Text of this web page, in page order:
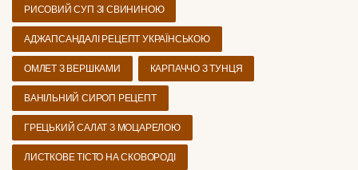
РИСОВИЙ СУП ЗІ СВИНИНОЮ
АДЖАПСАНДАЛІ РЕЦЕПТ УКРАЇНСЬКОЮ
ОМЛЕТ З ВЕРШКАМИ КАРПАЧЧО З ТУНЦЯ
ВАНІЛЬНИЙ СИРОП РЕЦЕПТ
ГРЕЦЬКИЙ САЛАТ З МОЦАРЕЛОЮ
ЛИСТКОВЕ ТІСТО НА СКОВОРОДІ